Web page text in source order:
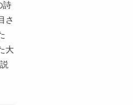
詩
さ
大